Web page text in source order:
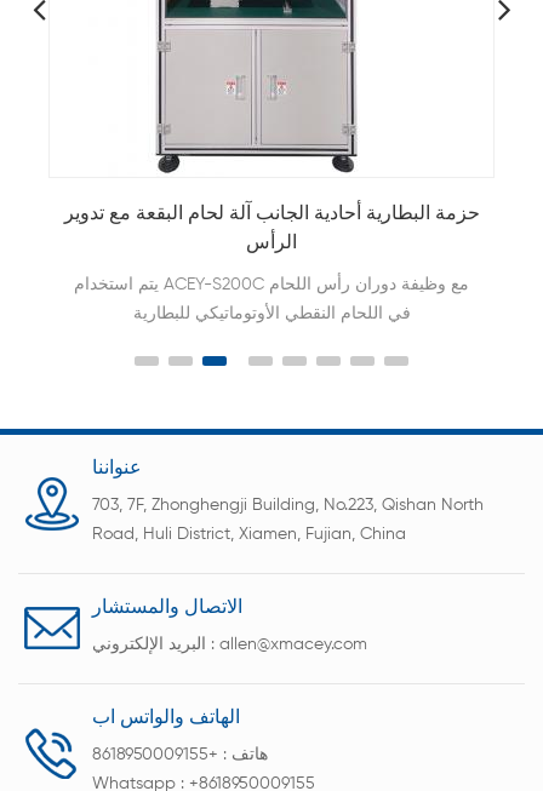
حزمة البطارية أحادية الجانب آلة لحام البقعة مع تدوير
الرأس
يتم استخدام ACEY-S200C مع وظيفة دوران رأس اللحام
في اللحام النقطي الأوتوماتيكي للبطارية
عنواننا
703, 7F, Zhonghengji Building, No.223, Qishan North
Road, Huli District, Xiamen, Fujian, China
الاتصال والمستشار
البريد الإلكتروني : allen@xmacey.com
الهاتف والواتس اب
هاتف : +8618950009155
Whatsapp : +8618950009155